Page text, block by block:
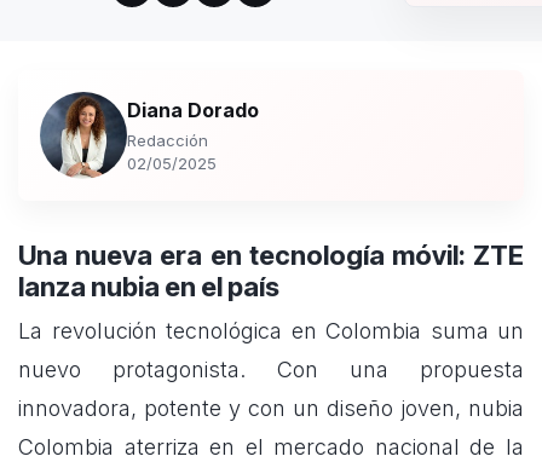
Diana Dorado
Redacción
02/05/2025
Una nueva era en tecnología móvil: ZTE
lanza nubia en el país
La revolución tecnológica en Colombia suma un
nuevo protagonista. Con una propuesta
innovadora, potente y con un diseño joven, nubia
Colombia aterriza en el mercado nacional de la